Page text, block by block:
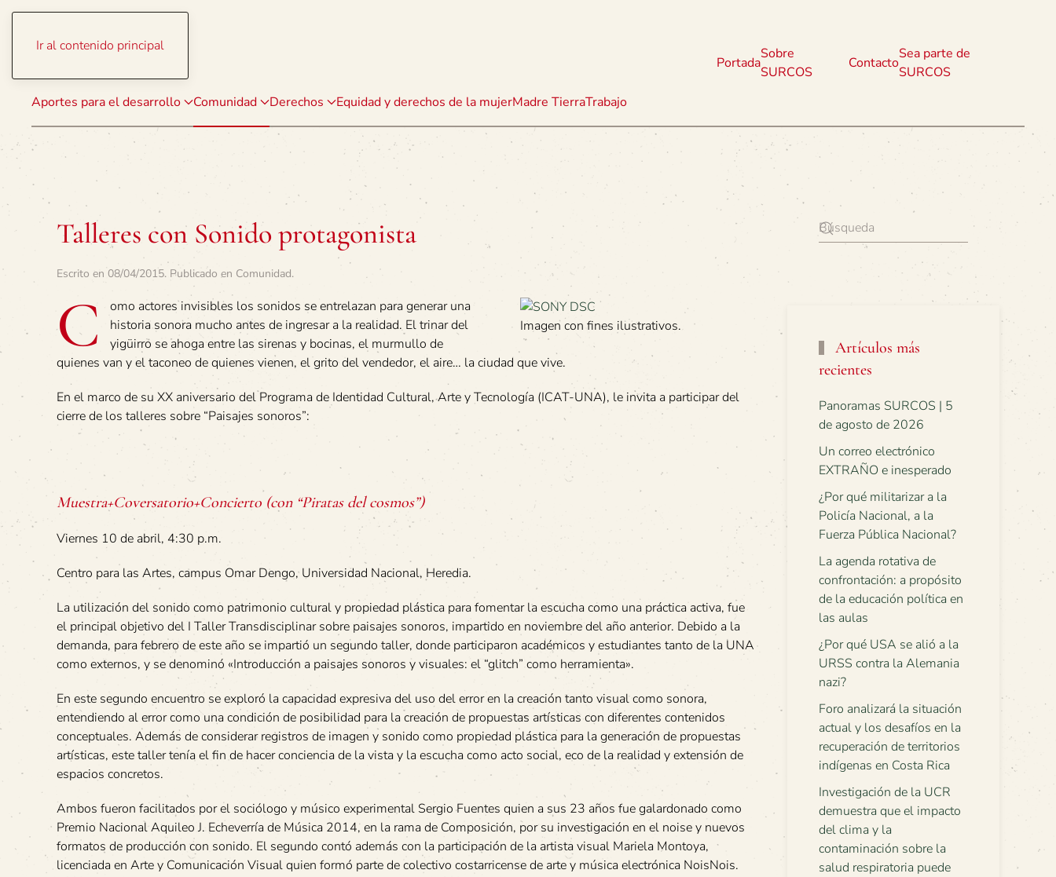
Ir al contenido principal
Aportes para el desarrollo Comunidad Derechos Equidad y derechos de la mujerMadre TierraTrabajo
Portada
Sobre
SURCOS
Contacto
Sea parte de
SURCOS
Talleres con Sonido protagonista
Escrito en 08/04/2015. Publicado en Comunidad.
Imagen con fines ilustrativos.
C
omo actores invisibles los sonidos se entrelazan para generar una
historia sonora mucho antes de ingresar a la realidad. El trinar del
yigüirro se ahoga entre las sirenas y bocinas, el murmullo de
quienes van y el taconeo de quienes vienen, el grito del vendedor, el aire… la ciudad que vive.
En el marco de su XX aniversario del Programa de Identidad Cultural, Arte y Tecnología (ICAT-UNA), le invita a participar del
cierre de los talleres sobre “Paisajes sonoros”:
Muestra+Coversatorio+Concierto (con “Piratas del cosmos”)
Viernes 10 de abril, 4:30 p.m.
Centro para las Artes, campus Omar Dengo, Universidad Nacional, Heredia.
La utilización del sonido como patrimonio cultural y propiedad plástica para fomentar la escucha como una práctica activa, fue
el principal objetivo del I Taller Transdisciplinar sobre paisajes sonoros, impartido en noviembre del año anterior. Debido a la
demanda, para febrero de este año se impartió un segundo taller, donde participaron académicos y estudiantes tanto de la UNA
como externos, y se denominó «Introducción a paisajes sonoros y visuales: el “glitch” como herramienta».
En este segundo encuentro se exploró la capacidad expresiva del uso del error en la creación tanto visual como sonora,
entendiendo al error como una condición de posibilidad para la creación de propuestas artísticas con diferentes contenidos
conceptuales. Además de considerar registros de imagen y sonido como propiedad plástica para la generación de propuestas
artísticas, este taller tenía el fin de hacer conciencia de la vista y la escucha como acto social, eco de la realidad y extensión de
espacios concretos.
Ambos fueron facilitados por el sociólogo y músico experimental Sergio Fuentes quien a sus 23 años fue galardonado como
Premio Nacional Aquileo J. Echeverría de Música 2014, en la rama de Composición, por su investigación en el noise y nuevos
formatos de producción con sonido. El segundo contó además con la participación de la artista visual Mariela Montoya,
licenciada en Arte y Comunicación Visual quien formó parte de colectivo costarricense de arte y música electrónica NoisNois.
Artículos más
recientes
Panoramas SURCOS | 5
de agosto de 2026
Un correo electrónico
EXTRAÑO e inesperado
¿Por qué militarizar a la
Policía Nacional, a la
Fuerza Pública Nacional?
La agenda rotativa de
confrontación: a propósito
de la educación política en
las aulas
¿Por qué USA se alió a la
URSS contra la Alemania
nazi?
Foro analizará la situación
actual y los desafíos en la
recuperación de territorios
indígenas en Costa Rica
Investigación de la UCR
demuestra que el impacto
del clima y la
contaminación sobre la
salud respiratoria puede